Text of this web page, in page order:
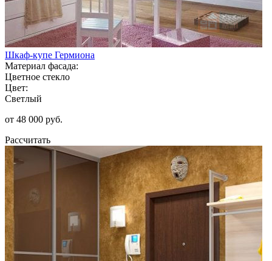
Шкаф-купе Гермиона
Материал фасада:
Цветное стекло
Цвет:
Светлый
от 48 000 руб.
Рассчитать